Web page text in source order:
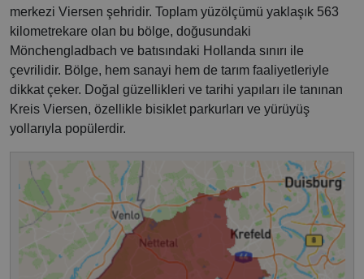
merkezi Viersen şehridir. Toplam yüzölçümü yaklaşık 563
kilometrekare olan bu bölge, doğusundaki
Mönchengladbach ve batısındaki Hollanda sınırı ile
çevrilidir. Bölge, hem sanayi hem de tarım faaliyetleriyle
dikkat çeker. Doğal güzellikleri ve tarihi yapıları ile tanınan
Kreis Viersen, özellikle bisiklet parkurları ve yürüyüş
yollarıyla popülerdir.